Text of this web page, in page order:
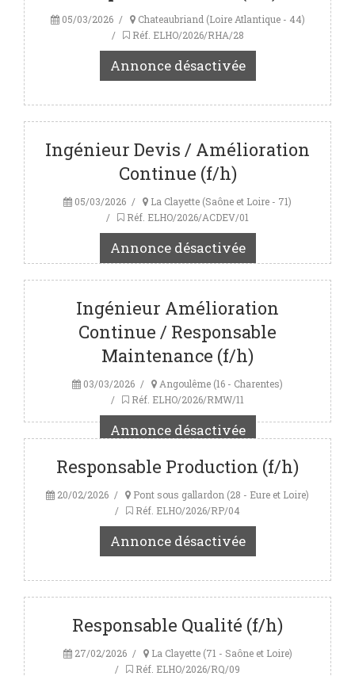
05/03/2026
Chateaubriand (Loire Atlantique - 44)
Réf. ELHO/2026/RHA/28
Annonce désactivée
Ingénieur Devis / Amélioration
Continue (f/h)
05/03/2026
La Clayette (Saône et Loire - 71)
Réf. ELHO/2026/ACDEV/01
Annonce désactivée
Ingénieur Amélioration
Continue / Responsable
Maintenance (f/h)
03/03/2026
Angoulême (16 - Charentes)
Réf. ELHO/2026/RMW/11
Annonce désactivée
Responsable Production (f/h)
20/02/2026
Pont sous gallardon (28 - Eure et Loire)
Réf. ELHO/2026/RP/04
Annonce désactivée
Responsable Qualité (f/h)
27/02/2026
La Clayette (71 - Saône et Loire)
Réf. ELHO/2026/RQ/09